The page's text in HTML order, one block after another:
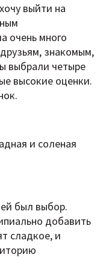
выйти на
очень много
знакомым,
выбрали четыре
высокие оценки.
и соленая
был выбор.
добавить
сладкое, и